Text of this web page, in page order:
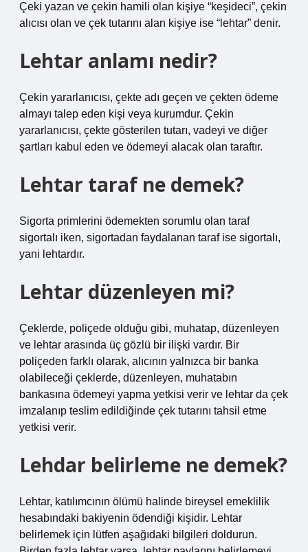
Çeki yazan ve çekin hamili olan kişiye “keşideci”, çekin
alıcısı olan ve çek tutarını alan kişiye ise “lehtar” denir.
Lehtar anlamı nedir?
Çekin yararlanıcısı, çekte adı geçen ve çekten ödeme
almayı talep eden kişi veya kurumdur. Çekin
yararlanıcısı, çekte gösterilen tutarı, vadeyi ve diğer
şartları kabul eden ve ödemeyi alacak olan taraftır.
Lehtar taraf ne demek?
Sigorta primlerini ödemekten sorumlu olan taraf
sigortalı iken, sigortadan faydalanan taraf ise sigortalı,
yani lehtardır.
Lehtar düzenleyen mi?
Çeklerde, poliçede olduğu gibi, muhatap, düzenleyen
ve lehtar arasında üç gözlü bir ilişki vardır. Bir
poliçeden farklı olarak, alıcının yalnızca bir banka
olabileceği çeklerde, düzenleyen, muhatabın
bankasına ödemeyi yapma yetkisi verir ve lehtar da çek
imzalanıp teslim edildiğinde çek tutarını tahsil etme
yetkisi verir.
Lehdar belirleme ne demek?
Lehtar, katılımcının ölümü halinde bireysel emeklilik
hesabındaki bakiyenin ödendiği kişidir. Lehtar
belirlemek için lütfen aşağıdaki bilgileri doldurun.